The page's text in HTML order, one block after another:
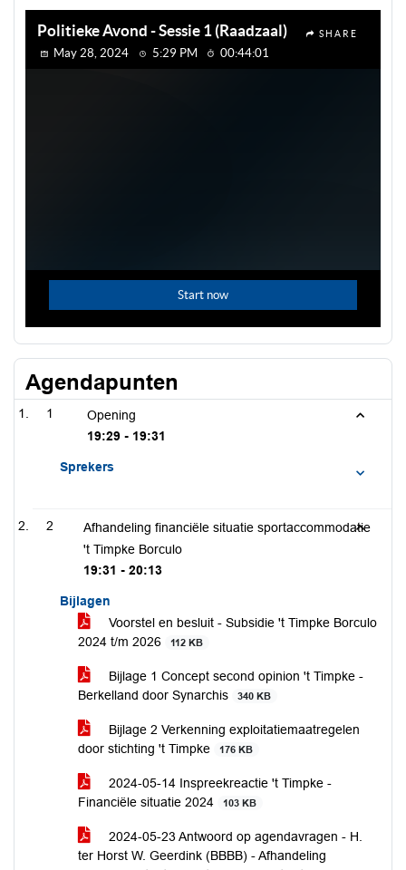
Agendapunten
1
Opening
19:29 - 19:31
Sprekers
2
Afhandeling financiële situatie sportaccommodatie
't Timpke Borculo
19:31 - 20:13
Bijlagen
Voorstel en besluit - Subsidie 't Timpke Borculo
2024 t/m 2026
112 KB
Bijlage 1 Concept second opinion 't Timpke -
Berkelland door Synarchis
340 KB
Bijlage 2 Verkenning exploitatiemaatregelen
door stichting 't Timpke
176 KB
2024-05-14 Inspreekreactie 't Timpke -
Financiële situatie 2024
103 KB
2024-05-23 Antwoord op agendavragen - H.
ter Horst W. Geerdink (BBBB) - Afhandeling